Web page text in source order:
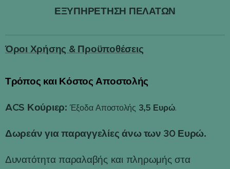
ΕΞΥΠΗΡΕΤΗΣΗ ΠΕΛΑΤΩΝ
Όροι Χρήσης & Προϋποθέσεις
Τρόπος και Κόστος Αποστολής
ACS Κούριερ: Έξοδα Αποστολής 3,5 Ευρώ.
Δωρεάν για παραγγελίες άνω των 30 Ευρώ.
Δυνατότητα παραλαβής και πληρωμής στα